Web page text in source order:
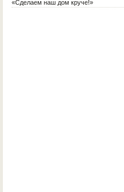
терапия для воспитателя?
«Сделаем наш дом круче!»